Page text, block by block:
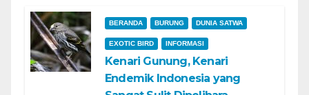
BERANDA BURUNG DUNIA SATWA
EXOTIC BIRD INFORMASI
Kenari Gunung, Kenari
Endemik Indonesia yang